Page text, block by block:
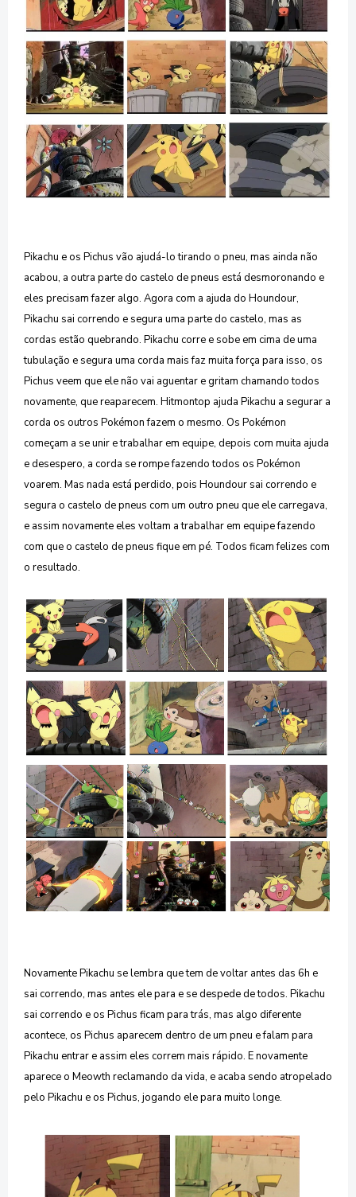
Pikachu e os Pichus vão ajudá-lo tirando o pneu, mas ainda não
acabou, a outra parte do castelo de pneus está desmoronando e
eles precisam fazer algo. Agora com a ajuda do Houndour,
Pikachu sai correndo e segura uma parte do castelo, mas as
cordas estão quebrando. Pikachu corre e sobe em cima de uma
tubulação e segura uma corda mais faz muita força para isso, os
Pichus veem que ele não vai aguentar e gritam chamando todos
novamente, que reaparecem. Hitmontop ajuda Pikachu a segurar a
corda os outros Pokémon fazem o mesmo. Os Pokémon
começam a se unir e trabalhar em equipe, depois com muita ajuda
e desespero, a corda se rompe fazendo todos os Pokémon
voarem. Mas nada está perdido, pois Houndour sai correndo e
segura o castelo de pneus com um outro pneu que ele carregava,
e assim novamente eles voltam a trabalhar em equipe fazendo
com que o castelo de pneus fique em pé. Todos ficam felizes com
o resultado.
Novamente Pikachu se lembra que tem de voltar antes das 6h e
sai correndo, mas antes ele para e se despede de todos. Pikachu
sai correndo e os Pichus ficam para trás, mas algo diferente
acontece, os Pichus aparecem dentro de um pneu e falam para
Pikachu entrar e assim eles correm mais rápido. E novamente
aparece o Meowth reclamando da vida, e acaba sendo atropelado
pelo Pikachu e os Pichus, jogando ele para muito longe.